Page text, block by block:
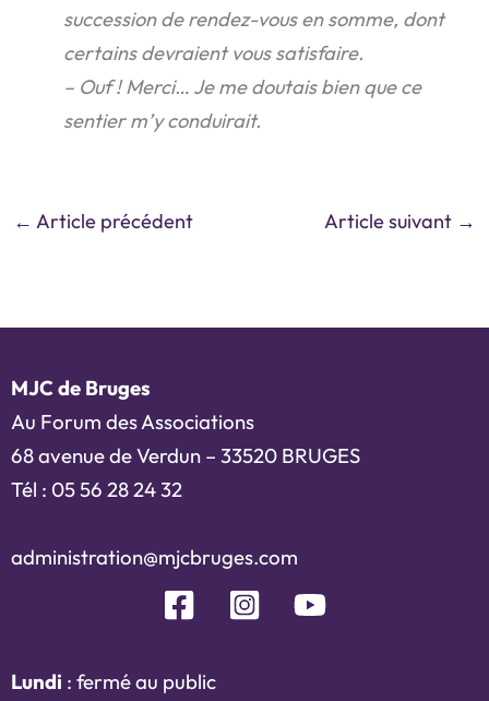
succession de rendez-vous en somme, dont
certains devraient vous satisfaire.
– Ouf ! Merci… Je me doutais bien que ce
sentier m’y conduirait.
← Article précédent Article suivant →
MJC de Bruges
Au Forum des Associations
68 avenue de Verdun – 33520 BRUGES
Tél : 05 56 28 24 32
administration@mjcbruges.com
Lundi : fermé au public